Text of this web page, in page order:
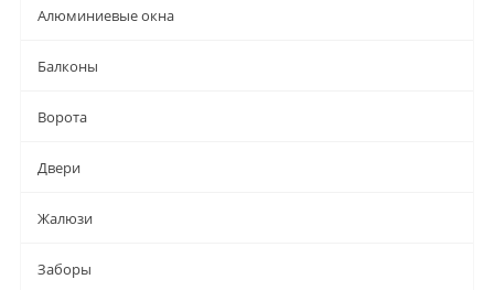
Алюминиевые окна
Балконы
Ворота
Двери
Жалюзи
Заборы